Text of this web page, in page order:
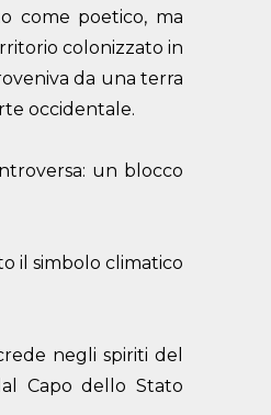
come poetico, ma
colonizzato in
da una terra
occidentale.
un blocco
il simbolo climatico
negli spiriti del
Capo dello Stato